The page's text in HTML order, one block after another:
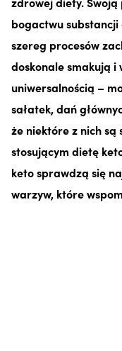
bogactwu
szereg procesów
doskonale smakują
uniwersalnością –
sałatek, dań
że niektóre z nich są
stosującym dietę
keto sprawdzą się
warzyw, które